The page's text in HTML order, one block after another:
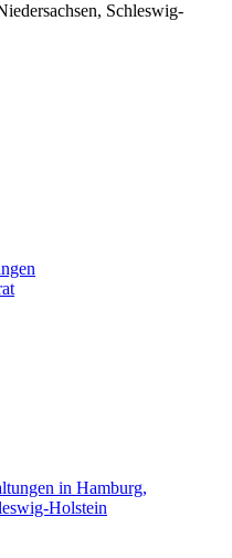
Schleswig-
in Hamburg,
Holstein